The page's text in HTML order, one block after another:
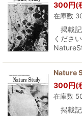
300円(
在庫数
掲載記
くださ
Nature
300円(
在庫数
掲載記